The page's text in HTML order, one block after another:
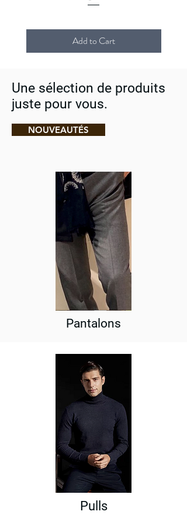
Add to Cart
Une sélection de produits
juste pour vous.
NOUVEAUTÉS
Pantalons
Pulls